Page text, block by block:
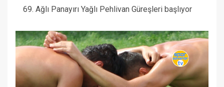
69. Ağlı Panayırı Yağlı Pehlivan Güreşleri başlıyor